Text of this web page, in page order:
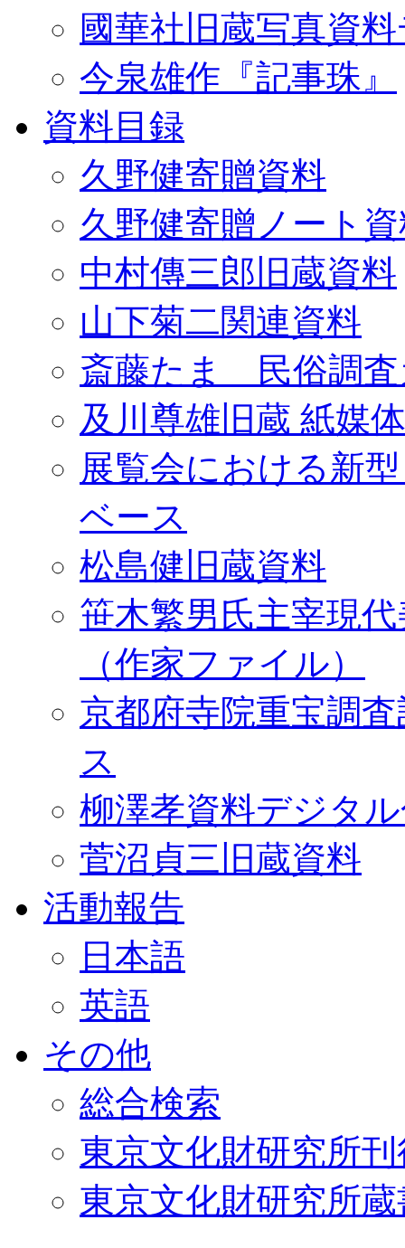
國華社旧蔵写真資
今泉雄作『記事珠』
資料目録
久野健寄贈資料
久野健寄贈ノート
中村傳三郎旧蔵資料
山下菊二関連資料
斎藤たま 民俗調査
及川尊雄旧蔵 紙媒
展覧会における新
ベース
松島健旧蔵資料
笹木繁男氏主宰現
（作家ファイル）
京都府寺院重宝調
ス
柳澤孝資料デジタ
菅沼貞三旧蔵資料
活動報告
日本語
英語
その他
総合検索
東京文化財研究所
東京文化財研究所